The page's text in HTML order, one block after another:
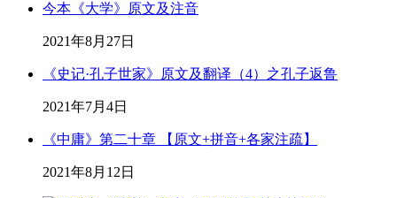
今本《大学》原文及注音
2021年8月27日
《史记·孔子世家》原文及翻译（4）之孔子返鲁
2021年7月4日
《中庸》第二十章 【原文+拼音+各家注疏】
2021年8月12日